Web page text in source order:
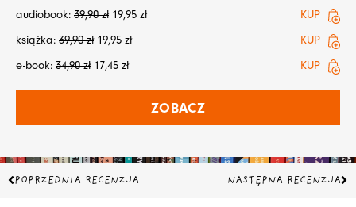
audiobook: 39,90zł 19,95 zł
KUP
książka: 39,90zł 19,95 zł
KUP
e-book: 34,90zł 17,45 zł KUP
ZOBACZ
Prev
POPRZEDNIA RECENZJA NASTĘPNA RECENZJA